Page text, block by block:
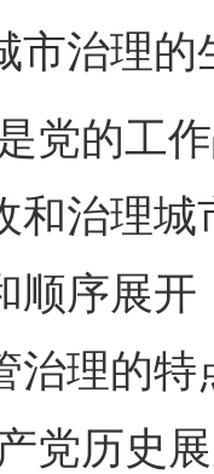
市治理
的工作
和治理
顺序展
治理的
党历史